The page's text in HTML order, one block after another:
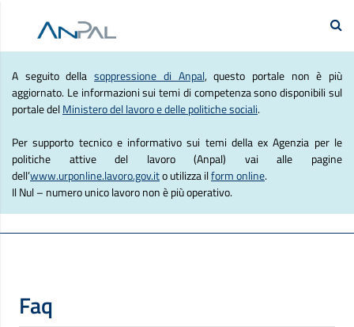
Agenzia Nazionale
A seguito dellasoppressione di Anpal, questo portale non è più
aggiornato. Le informazioni sui temi di competenza sono disponibili sul
portale delMinistero del lavoro e delle politiche sociali.
Per supporto tecnico e informativo sui temi della ex Agenzia per le
politiche attive del lavoro (Anpal) vai alle pagine
dell’www.urponline.lavoro.gov.ito utilizza ilform online.
Il Nul – numero unico lavoro non è più operativo.
Faq